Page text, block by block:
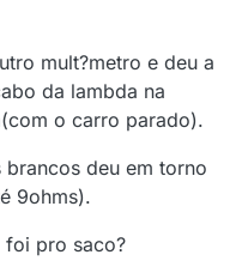
mult?metro e deu a
da lambda na
o carro parado).
deu em torno
9ohms).
foi pro saco?